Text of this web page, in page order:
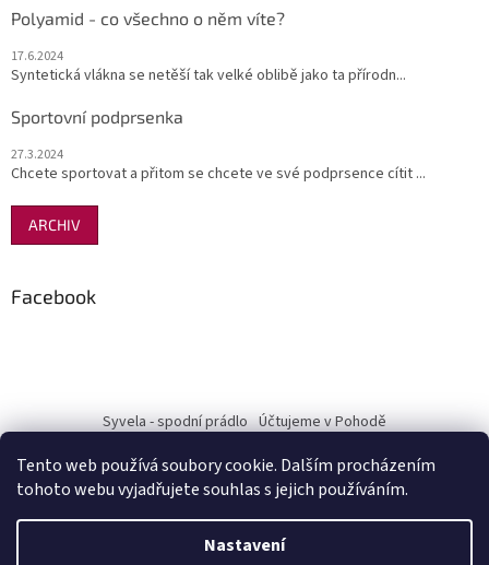
Tento web používá soubory cookie. Dalším procházením
tohoto webu vyjadřujete souhlas s jejich používáním.
Nastavení
Polyamid - co všechno o něm víte?
17.6.2024
Syntetická vlákna se netěší tak velké oblibě jako ta přírodn...
Sportovní podprsenka
27.3.2024
Chcete sportovat a přitom se chcete ve své podprsence cítit ...
ARCHIV
Facebook
Syvela - spodní prádlo Účtujeme v Pohodě